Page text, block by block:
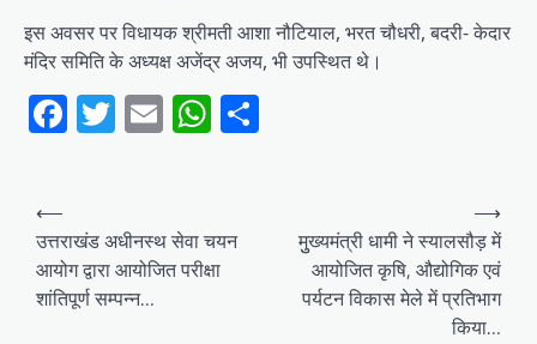
इस अवसर पर विधायक श्रीमती आशा नौटियाल, भरत चौधरी, बदरी- केदार
मंदिर समिति के अध्यक्ष अजेंद्र अजय, भी उपस्थित थे।
Facebook
Twitter
EmailWhatsApp
Post
navigation
⟵
उत्तराखंड अधीनस्थ सेवा चयन
आयोग द्वारा आयोजित परीक्षा
शांतिपूर्ण सम्पन्न…
मुुख्यमंत्री धामी ने स्यालसौड़ में
आयोजित कृषि, औद्योगिक एवं
पर्यटन विकास मेले में प्रतिभाग
किया…
⟶